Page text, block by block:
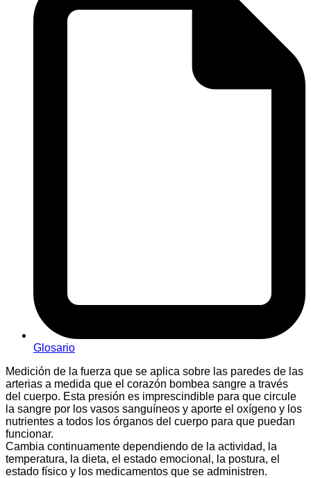
Glosario
Medición de la fuerza que se aplica sobre las paredes de las
arterias a medida que el corazón bombea sangre a través
del cuerpo. Esta presión es imprescindible para que circule
la sangre por los vasos sanguíneos y aporte el oxígeno y los
nutrientes a todos los órganos del cuerpo para que puedan
funcionar.
Cambia continuamente dependiendo de la actividad, la
temperatura, la dieta, el estado emocional, la postura, el
estado físico y los medicamentos que se administren.